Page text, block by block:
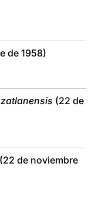
de 1958)
(22 de
(22 de noviembre